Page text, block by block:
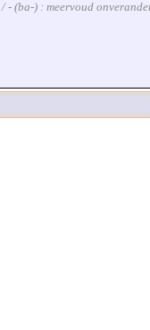
/ - (ba-) : meervoud